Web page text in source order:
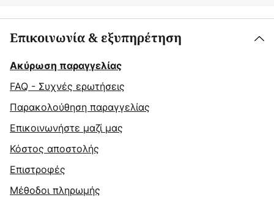
Επικοινωνία & εξυπηρέτηση
Ακύρωση παραγγελίας
FAQ - Συχνές ερωτήσεις
Παρακολούθηση παραγγελίας
Επικοινωνήστε μαζί μας
Κόστος αποστολής
Επιστροφές
Μέθοδοι πληρωμής